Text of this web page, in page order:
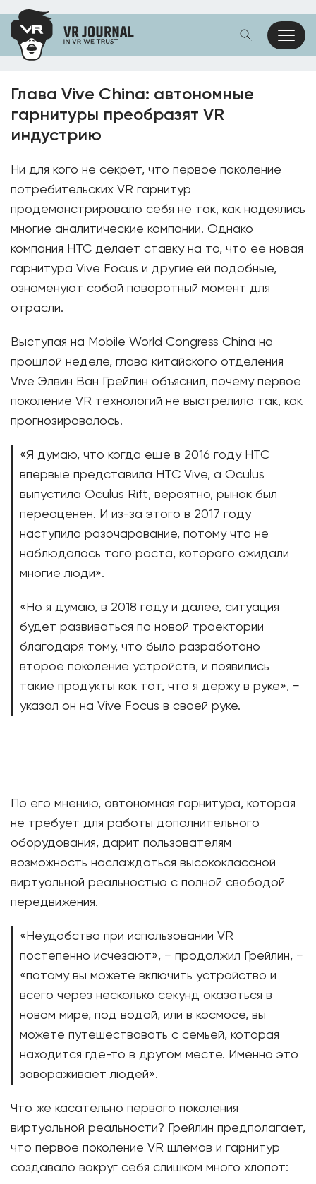
Глава Vive China: автономные
гарнитуры преобразят VR
индустрию
Ни для кого не секрет, что первое поколение
потребительских VR гарнитур
продемонстрировало себя не так, как надеялись
многие аналитические компании. Однако
компания HTC делает ставку на то, что ее новая
гарнитура Vive Focus и другие ей подобные,
ознаменуют собой поворотный момент для
отрасли.
Выступая на Mobile World Congress China на
прошлой неделе, глава китайского отделения
Vive Элвин Ван Грейлин объяснил, почему первое
поколение VR технологий не выстрелило так, как
прогнозировалось.
«Я думаю, что когда еще в 2016 году HTC
впервые представила HTC Vive, а Oculus
выпустила Oculus Rift, вероятно, рынок был
переоценен. И из-за этого в 2017 году
наступило разочарование, потому что не
наблюдалось того роста, которого ожидали
многие люди».
«Но я думаю, в 2018 году и далее, ситуация
будет развиваться по новой траектории
благодаря тому, что было разработано
второе поколение устройств, и появились
такие продукты как тот, что я держу в руке», −
указал он на Vive Focus в своей руке.
По его мнению, автономная гарнитура, которая
не требует для работы дополнительного
оборудования, дарит пользователям
возможность наслаждаться высококлассной
виртуальной реальностью с полной свободой
передвижения.
«Неудобства при использовании VR
постепенно исчезают», − продолжил Грейлин, −
«потому вы можете включить устройство и
всего через несколько секунд оказаться в
новом мире, под водой, или в космосе, вы
можете путешествовать с семьей, которая
находится где-то в другом месте. Именно это
завораживает людей».
Что же касательно первого поколения
виртуальной реальности? Грейлин предполагает,
что первое поколение VR шлемов и гарнитур
создавало вокруг себя слишком много хлопот: